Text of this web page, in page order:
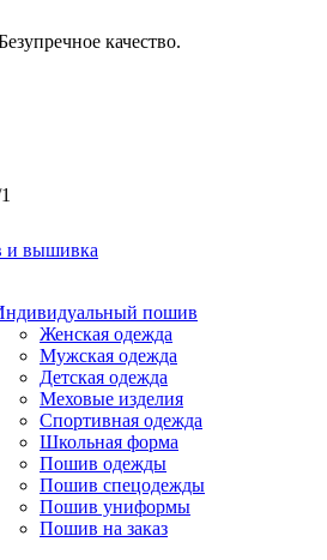
качество.
вышивка
пошив
Женская одежда
Мужская одежда
Детская одежда
Меховые изделия
Спортивная одежда
Школьная форма
Пошив одежды
Пошив спецодежды
Пошив униформы
Пошив на заказ